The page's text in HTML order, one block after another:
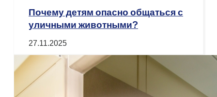
Почему детям опасно общаться с
уличными животными?
27.11.2025